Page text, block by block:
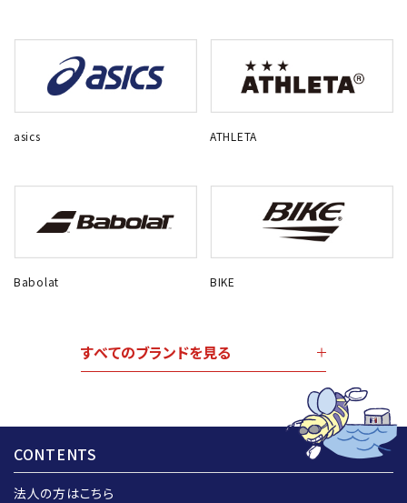
asics ATHLETA
Babolat BIKE
すべてのブランドを見る
CONTENTS
法人の方はこちら